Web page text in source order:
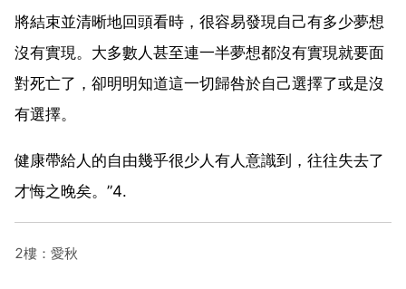
將結束並清晰地回頭看時，很容易發現自己有多少夢想
沒有實現。大多數人甚至連一半夢想都沒有實現就要面
對死亡了，卻明明知道這一切歸咎於自己選擇了或是沒
有選擇。
健康帶給人的自由幾乎很少人有人意識到，往往失去了
才悔之晚矣。”4.
2樓：愛秋